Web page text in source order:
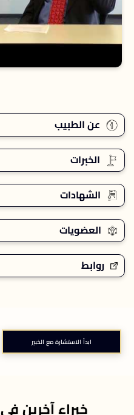
عن الطبيب
الخبرات
الشهادات
العضويات
روابط
ابدأ الاستشارة مع الخبير
خبراء آخرين في